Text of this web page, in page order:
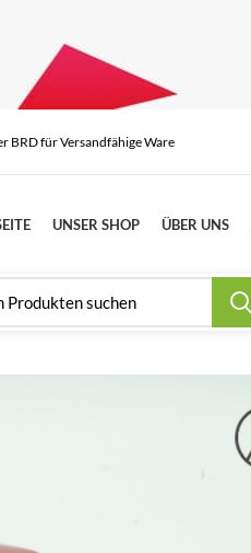
BRD für Versandfähige Ware
UNSER SHOP ÜBER UNS